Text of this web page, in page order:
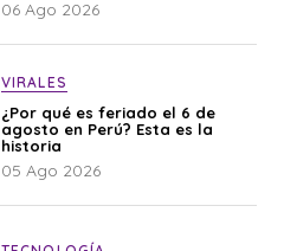
06 Ago 2026
VIRALES
¿Por qué es feriado el 6 de
agosto en Perú? Esta es la
historia
05 Ago 2026